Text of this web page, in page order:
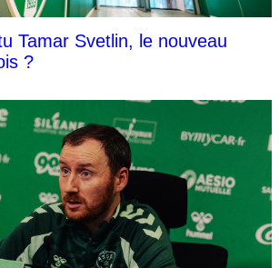
Tamar Svetlin, le nouveau
?